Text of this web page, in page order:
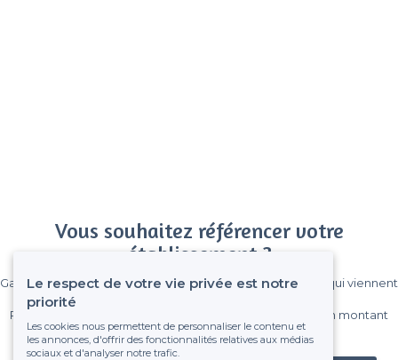
Vous souhaitez référencer votre
établissement ?
Gagnez de nombreux clients parmi le million de visiteurs qui viennent
Pas de commissions et sans engagement, vous payez un montant
fixe sans risque de voir déraper la facture.
Le respect de votre vie privée est notre
priorité
Les cookies nous permettent de personnaliser le contenu et
les annonces, d'offrir des fonctionnalités relatives aux médias
sociaux et d'analyser notre trafic.